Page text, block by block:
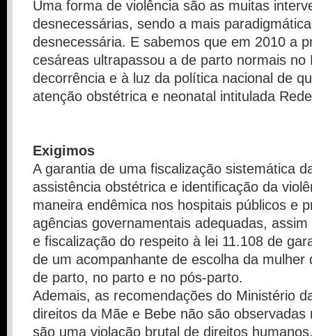
Uma forma de violência são as muitas
desnecessárias, sendo a mais
desnecessária. E sabemos que em 2010 a
cesáreas ultrapassou a de parto normais no
decorrência e à luz da política nacional de
atenção obstétrica e neonatal intitulada
Exigimos
A garantia de uma fiscalização sistemática
assistência obstétrica e identificação da
maneira endêmica nos hospitais públicos e
agências governamentais adequadas,
e fiscalização do respeito à lei 11.108 de
de um acompanhante de escolha da mulher
de parto, no parto e no pós-parto.
Ademais, as recomendações do Ministério
direitos da Mãe e Bebe não são observadas
são uma violação brutal de direitos